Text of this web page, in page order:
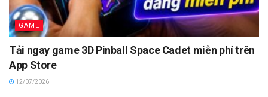
GAME
Tải ngay game 3D Pinball Space Cadet miễn phí trên
App Store
12/07/2026